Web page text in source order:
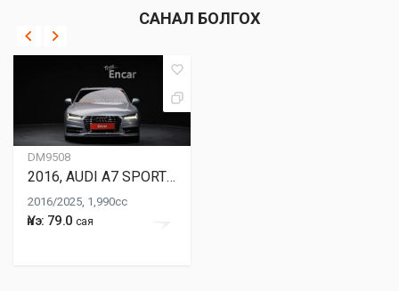
САНАЛ БОЛГОХ
DM9508
2016, AUDI A7 SPORTBACK
2016/2025, 1,990cc
Үнэ: 79.0 сая